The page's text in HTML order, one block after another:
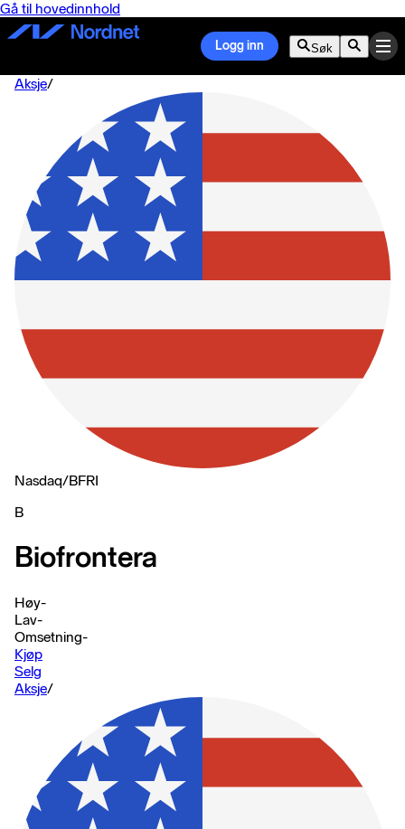
Gå til hovedinnhold
Logg inn Søk
Aksje/
Nasdaq/BFRI
B
Biofrontera
Høy-
Lav-
Omsetning-
Kjøp
Selg
Aksje/